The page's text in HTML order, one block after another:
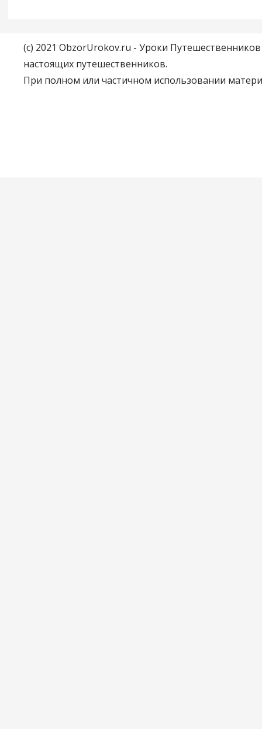
(c) 2021 ObzorUrokov.ru - Уроки
настоящих путешественников.
При полном или частичном использовании